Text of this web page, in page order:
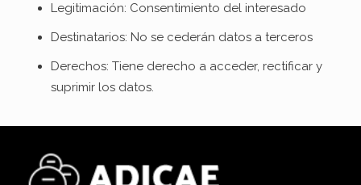
Legitimación: Consentimiento del interesado
Destinatarios: No se cederán datos a terceros
Derechos: Tiene derecho a acceder, rectificar y
suprimir los datos.